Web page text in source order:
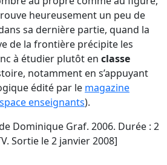
heureusement un peu de
sa dernière partie, quand la
de la frontière précipite les
à étudier plutôt en classe
notamment en s’appuyant
édité par le magazine
enseignants).
Dominique Graf. 2006. Durée : 2
Sortie le 2 janvier 2008]